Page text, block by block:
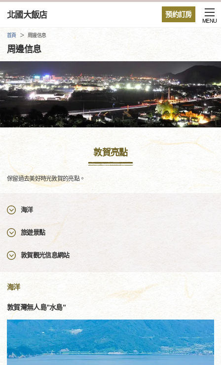
預約訂房
北國大飯店
MENU
首頁 周邊信息
周邊信息
敦賀亮點
保留過去美好時光敦賀的亮點。
海洋
旅遊景點
敦賀觀光信息網站
海洋
敦賀灣無人島”水島”